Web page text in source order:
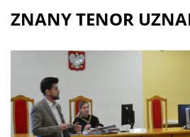
ZNANY TENOR